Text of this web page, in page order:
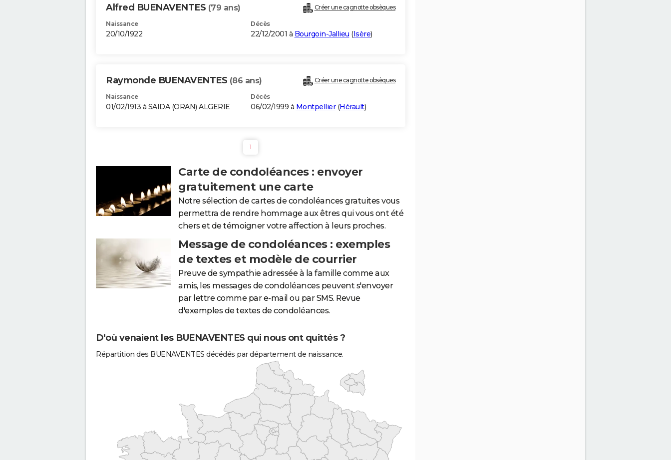
Alfred BUENAVENTES (79 ans) Créer une cagnotte obsèques
Naissance
20/10/1922
Décès
22/12/2001 à Bourgoin-Jallieu (Isère)
Raymonde BUENAVENTES (86 ans) Créer une cagnotte obsèques
Naissance
01/02/1913 à SAIDA (ORAN) ALGERIE
Décès
06/02/1999 à Montpellier(Hérault)
1
Carte de condoléances : envoyer
gratuitement une carte
Notre sélection de cartes de condoléances gratuites vous
permettra de rendre hommage aux êtres qui vous ont été
chers et de témoigner votre affection à leurs proches.
Message de condoléances : exemples
de textes et modèle de courrier
Preuve de sympathie adressée à la famille comme aux
amis, les messages de condoléances peuvent s'envoyer
par lettre comme par e-mail ou par SMS. Revue
d'exemples de textes de condoléances.
D'où venaient les BUENAVENTES qui nous ont quittés ?
Répartition des BUENAVENTES décédés par département de naissance.